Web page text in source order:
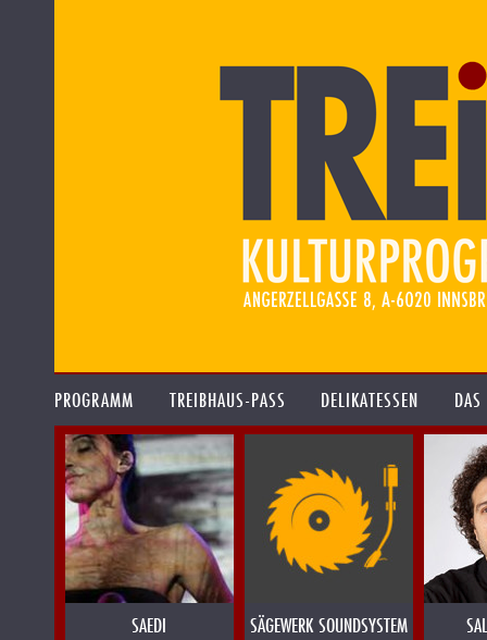
PROGRAMM TREIBHAUS-PASS DELIKATESSEN
SAEDI SÄGEWERK SOUNDSYSTEM